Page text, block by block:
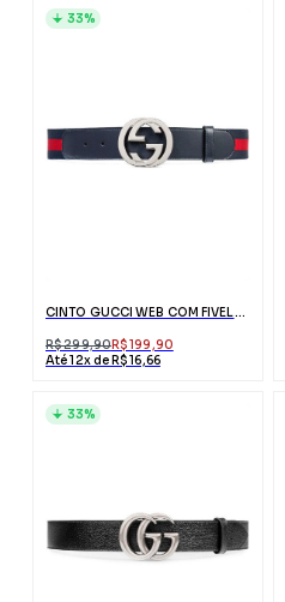
CINTO GUCCI WEB COM FIVELA G
R$ 299,90R$ 199,90
Até 12x de R$ 16,66
33%
33%